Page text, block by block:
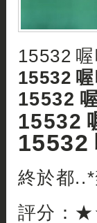
15532
15532
15532
15532
15532
終於都
評分：